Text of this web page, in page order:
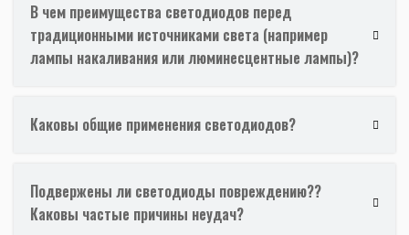
В чем преимущества светодиодов перед
традиционными источниками света (например
лампы накаливания или люминесцентные лампы)?
Каковы общие применения светодиодов?
Подвержены ли светодиоды повреждению??
Каковы частые причины неудач?